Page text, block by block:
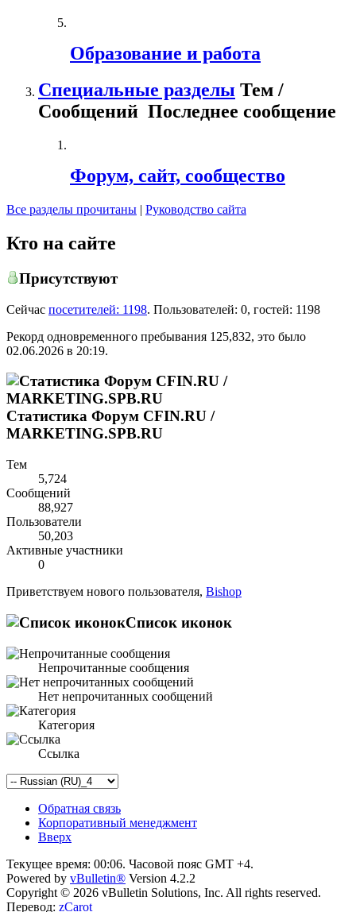
Образование и работа
Специальные разделы Тем /
Сообщений Последнее сообщение
Форум, сайт, сообщество
Все разделы прочитаны | Руководство сайта
Кто на сайте
Присутствуют
Сейчас посетителей: 1198. Пользователей: 0, гостей: 1198
Рекорд одновременного пребывания 125,832, это было
02.06.2026 в 20:19.
Статистика Форум CFIN.RU /
MARKETING.SPB.RU
Тем
5,724
Сообщений
88,927
Пользователи
50,203
Активные участники
0
Приветствуем нового пользователя, Bishop
Список иконок
Непрочитанные сообщения
Нет непрочитанных сообщений
Категория
Ссылка
Обратная связь
Корпоративный менеджмент
Вверх
Текущее время: 00:06. Часовой пояс GMT +4.
Powered by vBulletin® Version 4.2.2
Copyright © 2026 vBulletin Solutions, Inc. All rights reserved.
Перевод: zCarot